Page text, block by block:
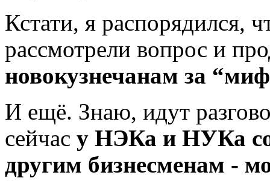
Кстати, я распорядился,
рассмотрели вопрос и
новокузнечанам за
И ещё. Знаю, идут
сейчас у НЭКа и НУКа
другим бизнесменам -